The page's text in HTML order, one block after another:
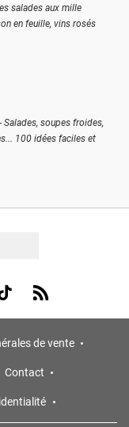
salades aux mille
en feuille, vins rosés
soupes froides,
100 idées faciles et
Youtube
us on Tiktok
Visit us on Rss
de vente
Contact